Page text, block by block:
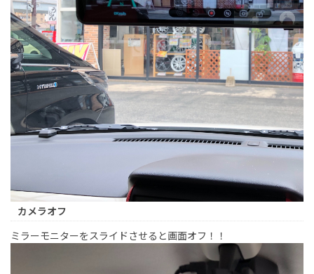
カメラオフ
ミラーモニターをスライドさせると画面オフ！！